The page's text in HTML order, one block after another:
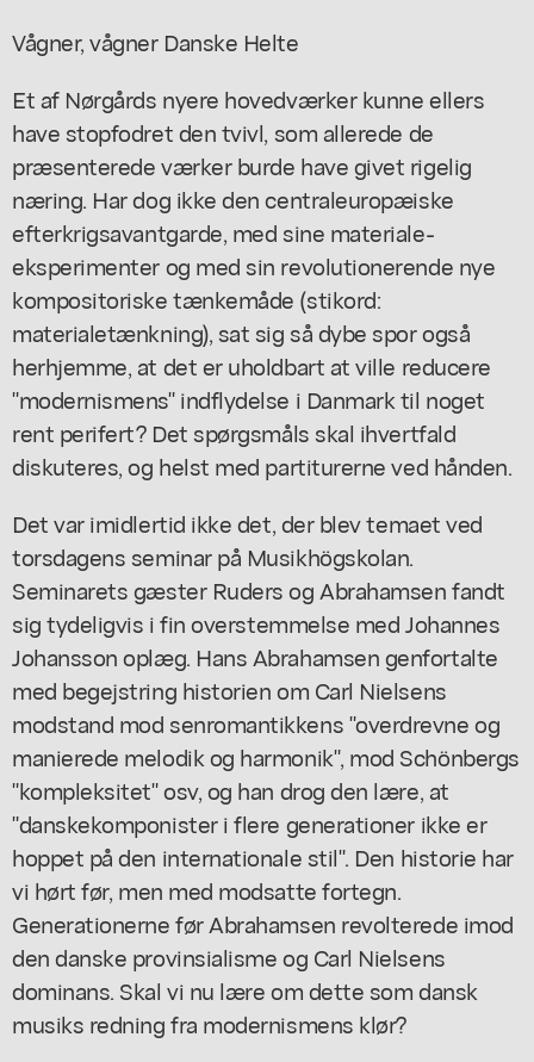
Vågner, vågner Danske Helte
Et af Nørgårds nyere hovedværker kunne ellers
have stopfodret den tvivl, som allerede de
præsenterede værker burde have givet rigelig
næring. Har dog ikke den centraleuropæiske
efterkrigsavantgarde, med sine materiale-
eksperimenter og med sin revolutionerende nye
kompositoriske tænkemåde (stikord:
materialetænkning), sat sig så dybe spor også
herhjemme, at det er uholdbart at ville reducere
"modernismens" indflydelse i Danmark til noget
rent perifert? Det spørgsmåls skal ihvertfald
diskuteres, og helst med partiturerne ved hånden.
Det var imidlertid ikke det, der blev temaet ved
torsdagens seminar på Musikhögskolan.
Seminarets gæster Ruders og Abrahamsen fandt
sig tydeligvis i fin overstemmelse med Johannes
Johansson oplæg. Hans Abrahamsen genfortalte
med begejstring historien om Carl Nielsens
modstand mod senromantikkens "overdrevne og
manierede melodik og harmonik", mod Schönbergs
"kompleksitet" osv, og han drog den lære, at
"danskekomponister i flere generationer ikke er
hoppet på den internationale stil". Den historie har
vi hørt før, men med modsatte fortegn.
Generationerne før Abrahamsen revolterede imod
den danske provinsialisme og Carl Nielsens
dominans. Skal vi nu lære om dette som dansk
musiks redning fra modernismens klør?